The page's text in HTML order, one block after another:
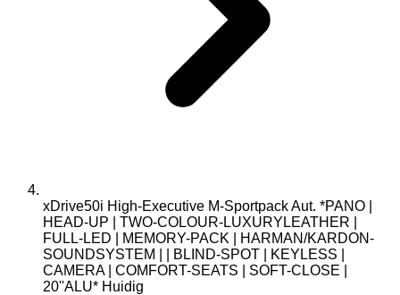
xDrive50i High-Executive M-Sportpack Aut. *PANO |
HEAD-UP | TWO-COLOUR-LUXURYLEATHER |
FULL-LED | MEMORY-PACK | HARMAN/KARDON-
SOUNDSYSTEM | | BLIND-SPOT | KEYLESS |
CAMERA | COMFORT-SEATS | SOFT-CLOSE |
20''ALU* Huidig